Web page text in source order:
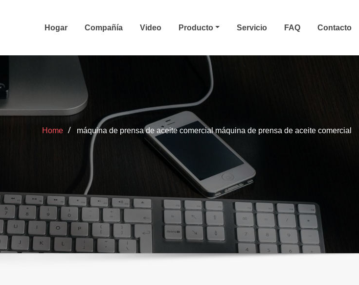
Hogar Compañía Video Producto Servicio FAQ Contacto
Home máquina de prensa de aceite comercial máquina de prensa de aceite comercial